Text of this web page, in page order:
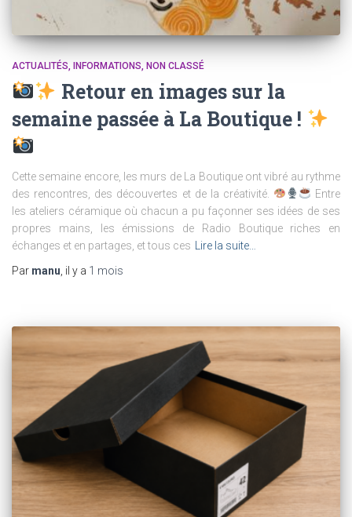
ACTUALITÉS INFORMATIONS NON CLASSÉ
Retour en images sur la
semaine passée à La Boutique !
Cette semaine encore, les murs de La Boutique ont vibré au rythme
des rencontres, des découvertes et de la créativité.
Entre
les ateliers céramique où chacun a pu façonner ses idées de ses
propres mains, les émissions de Radio Boutique riches en
échanges et en partages, et tous ces Lire la suite…
Par manu , il y a 1 mois